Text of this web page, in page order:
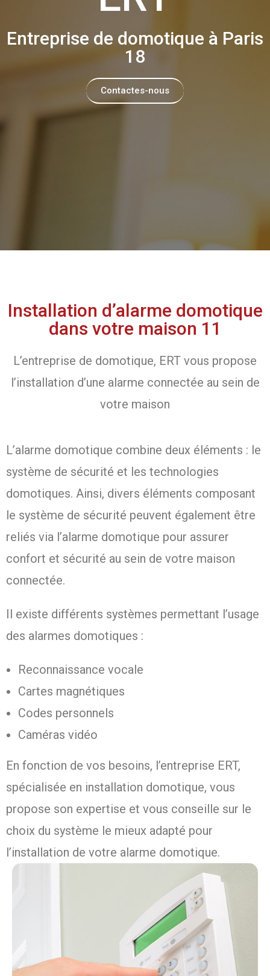
Entreprise de domotique à Paris
18
Contactes-nous
Installation d’alarme domotique
dans votre maison 11
L’entreprise de domotique, ERT vous propose
l’installation d’une alarme connectée au sein de
votre maison
L’alarme domotique combine deux éléments : le
système de sécurité et les technologies
domotiques. Ainsi, divers éléments composant
le système de sécurité peuvent également être
reliés via l’alarme domotique pour assurer
confort et sécurité au sein de votre maison
connectée.
Il existe différents systèmes permettant l’usage
des alarmes domotiques :
Reconnaissance vocale
Cartes magnétiques
Codes personnels
Caméras vidéo
En fonction de vos besoins, l’entreprise ERT,
spécialisée en installation domotique, vous
propose son expertise et vous conseille sur le
choix du système le mieux adapté pour
l’installation de votre alarme domotique.